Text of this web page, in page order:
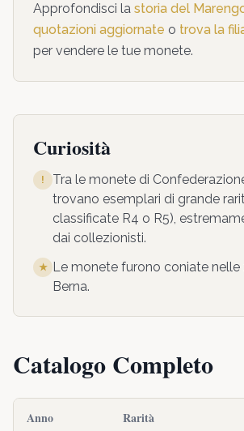
Approfondisci la storia del
quotazioni aggiornate o trova la
per vendere le tue monete.
Curiosità
! Tra le monete di
trovano esemplari di grande
classificate R4 o R5),
dai collezionisti.
★ Le monete furono coniate nelle
Berna.
Catalogo Completo
Anno Rarità